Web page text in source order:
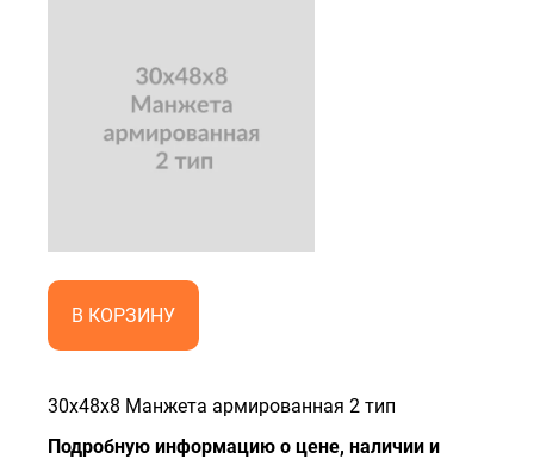
В КОРЗИНУ
30x48x8 Манжета армированная 2 тип
Подробную информацию о цене, наличии и